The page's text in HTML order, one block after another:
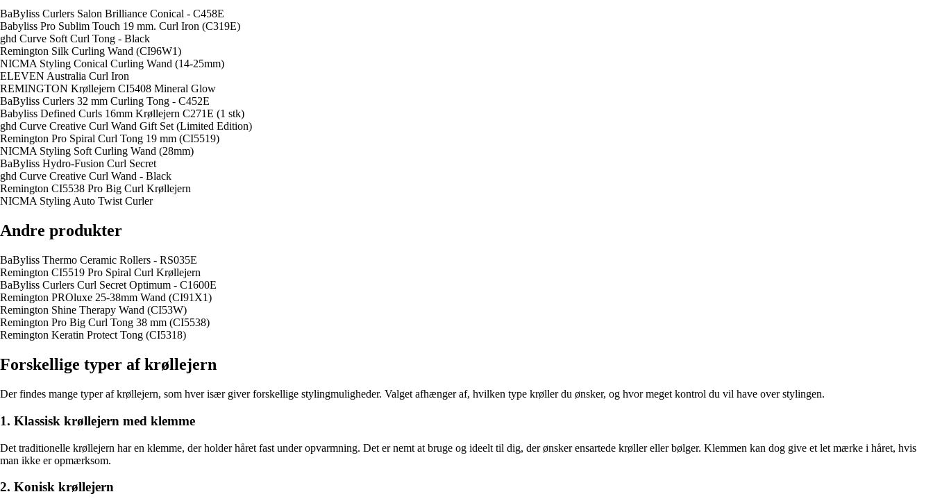
BaByliss Curlers Salon Brilliance Conical - C458E
Babyliss Pro Sublim Touch 19 mm. Curl Iron (C319E)
ghd Curve Soft Curl Tong - Black
Remington Silk Curling Wand (CI96W1)
NICMA Styling Conical Curling Wand (14-25mm)
ELEVEN Australia Curl Iron
REMINGTON Krøllejern CI5408 Mineral Glow
BaByliss Curlers 32 mm Curling Tong - C452E
Babyliss Defined Curls 16mm Krøllejern C271E (1 stk)
ghd Curve Creative Curl Wand Gift Set (Limited Edition)
Remington Pro Spiral Curl Tong 19 mm (CI5519)
NICMA Styling Soft Curling Wand (28mm)
BaByliss Hydro-Fusion Curl Secret
ghd Curve Creative Curl Wand - Black
Remington CI5538 Pro Big Curl Krøllejern
NICMA Styling Auto Twist Curler
Andre produkter
BaByliss Thermo Ceramic Rollers - RS035E
Remington CI5519 Pro Spiral Curl Krøllejern
BaByliss Curlers Curl Secret Optimum - C1600E
Remington PROluxe 25-38mm Wand (CI91X1)
Remington Shine Therapy Wand (CI53W)
Remington Pro Big Curl Tong 38 mm (CI5538)
Remington Keratin Protect Tong (CI5318)
Forskellige typer af krøllejern
Der findes mange typer af krøllejern, som hver især giver forskellige stylingmuligheder. Valget afhænger af, hvilken type krøller du ønsker, og hvor meget kontrol du vil have over stylingen.
1. Klassisk krøllejern med klemme
Det traditionelle krøllejern har en klemme, der holder håret fast under opvarmning. Det er nemt at bruge og ideelt til dig, der ønsker ensartede krøller eller bølger. Klemmen kan dog give et let mærke i håret, hvis
man ikke er opmærksom.
2. Konisk krøllejern